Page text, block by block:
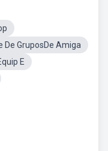
De GruposDe Amiga
E